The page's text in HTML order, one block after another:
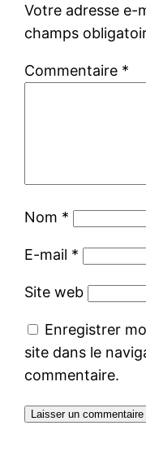
Votre adresse e-
champs
Commentaire *
Nom *
E-mail *
Site web
Enregistrer
site dans le
commentaire.